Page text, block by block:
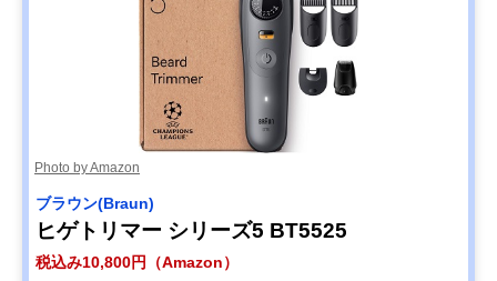
Photo by Amazon
ブラウン(Braun)
ヒゲトリマー シリーズ5 BT5525
税込み10,800円（Amazon）